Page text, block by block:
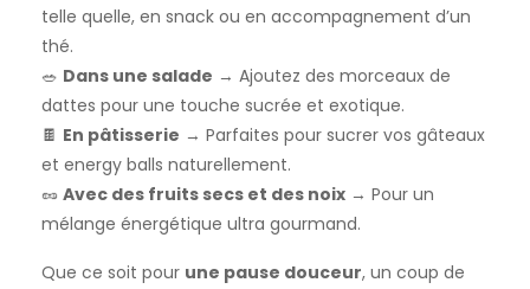
telle quelle, en snack ou en accompagnement d’un
thé.
🥗 Dans une salade → Ajoutez des morceaux de
dattes pour une touche sucrée et exotique.
🍫 En pâtisserie → Parfaites pour sucrer vos gâteaux
et energy balls naturellement.
🥜 Avec des fruits secs et des noix → Pour un
mélange énergétique ultra gourmand.
Que ce soit pour une pause douceur, un coup de